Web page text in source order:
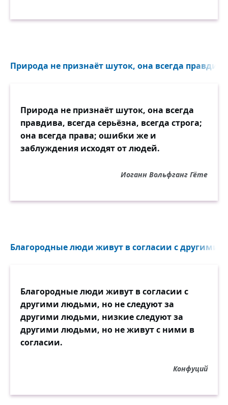
Природа не признаёт шуток, она всегда
Природа не признаёт шуток, она всегда
правдива, всегда серьёзна, всегда строга;
она всегда права; ошибки же и
заблуждения исходят от людей.
Иоганн Вольфганг Гёте
Благородные люди живут в согласии с другими
Благородные люди живут в согласии с
другими людьми, но не следуют за
другими людьми, низкие следуют за
другими людьми, но не живут с ними в
согласии.
Конфуций